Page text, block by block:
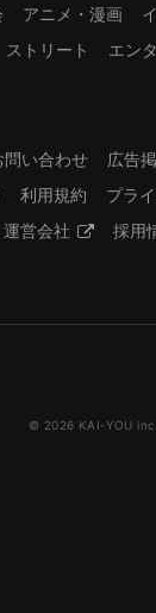
アニメ・漫画
ストリート エン
問い合わせ
広告
利用規約
プラ
運営会社 採用
© 2026 KAI-YOU inc.